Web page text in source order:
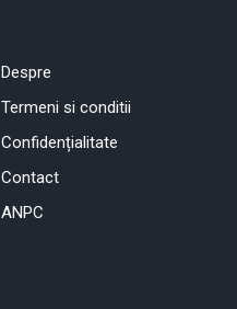
Despre
Termeni si conditii
Confidențialitate
Contact
ANPC